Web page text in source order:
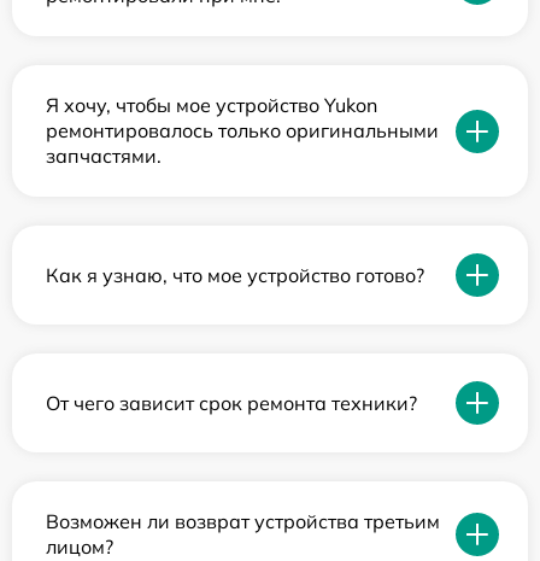
Я хочу, чтобы мое устройство Yukon
ремонтировалось только оригинальными
запчастями.
Как я узнаю, что мое устройство готово?
От чего зависит срок ремонта техники?
Возможен ли возврат устройства третьим
лицом?